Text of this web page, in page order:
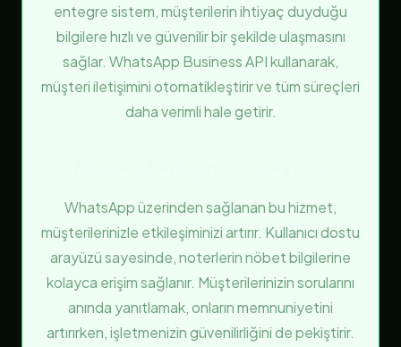
entegre sistem, müşterilerin ihtiyaç duyduğu
bilgilere hızlı ve güvenilir bir şekilde ulaşmasını
sağlar. WhatsApp Business API kullanarak,
müşteri iletişimini otomatikleştirir ve tüm süreçleri
daha verimli hale getirir.
WhatsApp üzerinden sağlanan bu hizmet,
müşterilerinizle etkileşiminizi artırır. Kullanıcı dostu
arayüzü sayesinde, noterlerin nöbet bilgilerine
kolayca erişim sağlanır. Müşterilerinizin sorularını
anında yanıtlamak, onların memnuniyetini
artırırken, işletmenizin güvenilirliğini de pekiştirir.